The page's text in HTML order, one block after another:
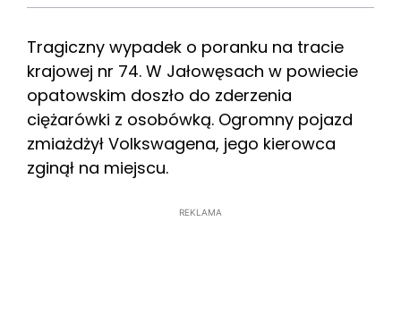
Tragiczny wypadek o poranku na tracie
krajowej nr 74. W Jałowęsach w powiecie
opatowskim doszło do zderzenia
ciężarówki z osobówką. Ogromny pojazd
zmiażdżył Volkswagena, jego kierowca
zginął na miejscu.
REKLAMA